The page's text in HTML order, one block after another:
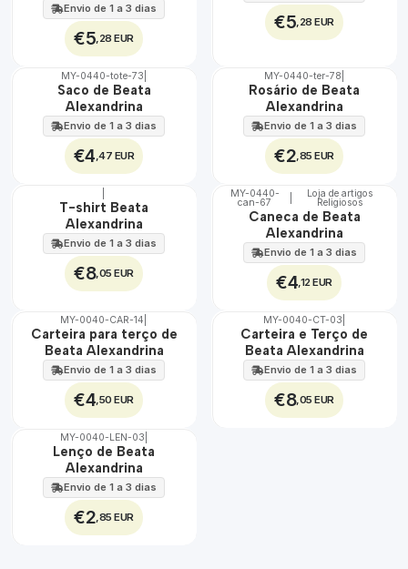
Envio de 1 a 3 dias
€5 ,28 EUR
€5 ,28 EUR
MY-0440-tote-73
Saco de Beata
Alexandrina
Envio de 1 a 3 dias
€4 ,47 EUR
🇵🇹
MY-0440-ter-78
Rosário de Beata
Alexandrina
Envio de 1 a 3 dias
€2 ,85 EUR
T-shirt Beata
Alexandrina
Envio de 1 a 3 dias
€8,05 EUR
🇵🇹
100%
MY-0440-
can-67
Loja de artigos
Religiosos
Caneca de Beata
Alexandrina
Envio de 1 a 3 dias
€4,12 EUR
🇵🇹
100%
MY-0040-CAR-14
Carteira para terço de
Beata Alexandrina
Envio de 1 a 3 dias
€4 ,50 EUR
🇵🇹
100%
MY-0040-CT-03
Carteira e Terço de
Beata Alexandrina
Envio de 1 a 3 dias
€8,05 EUR
🇵🇹
MY-0040-LEN-03
Lenço de Beata
Alexandrina
Envio de 1 a 3 dias
€2 ,85 EUR